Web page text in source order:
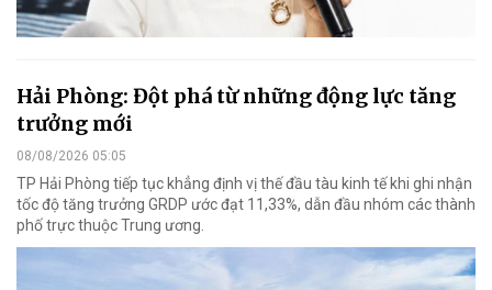
Hải Phòng: Đột phá từ những động lực tăng
trưởng mới
08/08/2026 05:05
TP Hải Phòng tiếp tục khẳng định vị thế đầu tàu kinh tế khi ghi nhận
tốc độ tăng trưởng GRDP ước đạt 11,33%, dẫn đầu nhóm các thành
phố trực thuộc Trung ương.